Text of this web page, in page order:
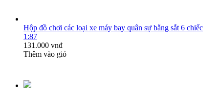
Hộp đồ chơi các loại xe máy bay quân sự bằng sắt 6 chiếc
1:87
131.000 vnđ
Thêm vào giỏ